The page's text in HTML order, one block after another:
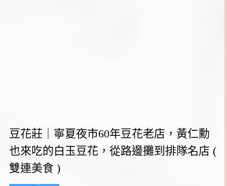
豆花莊｜寧夏夜市60年豆花老店，黃仁勳
也來吃的白玉豆花，從路邊攤到排隊名店 (
雙連美食 )